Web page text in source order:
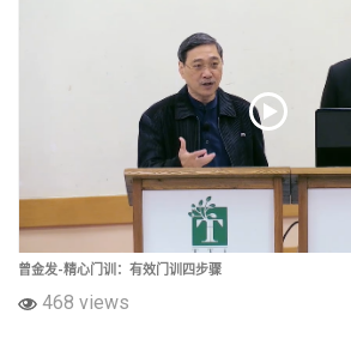
曾金发-精心门训：有效门训四步骤
468 views